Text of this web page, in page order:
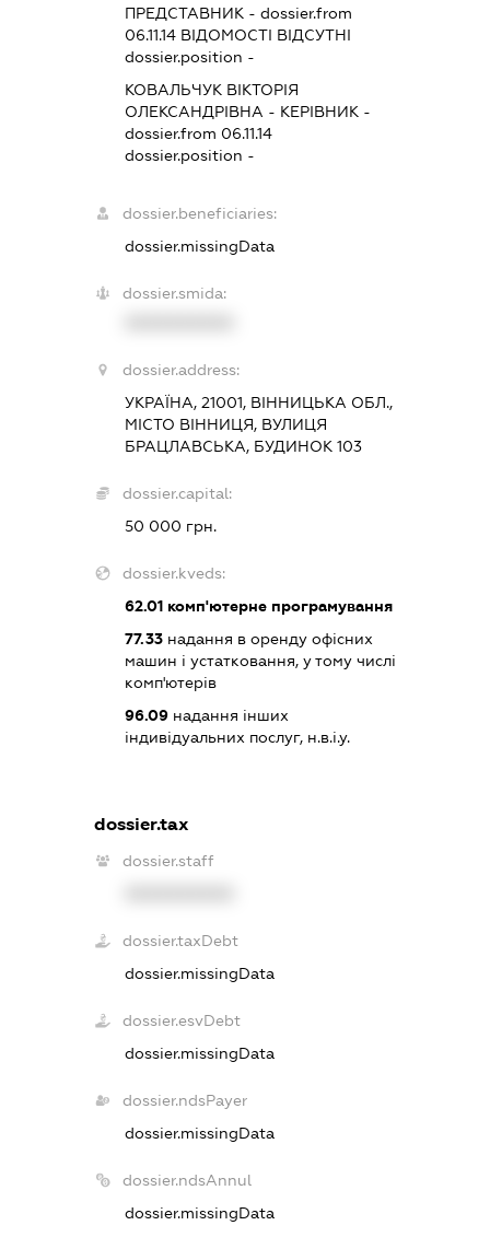
ПРЕДСТАВНИК - dossier.from
06.11.14ВІДОМОСТІ ВІДСУТНІ
dossier.position -
КОВАЛЬЧУК ВІКТОРІЯ
ОЛЕКСАНДРІВНА - КЕРІВНИК -
dossier.from 06.11.14
dossier.position -
dossier.beneficiaries:
dossier.missingData
dossier.smida:
dossier.address:
УКРАЇНА, 21001, ВІННИЦЬКА ОБЛ.,
МІСТО ВІННИЦЯ, ВУЛИЦЯ
БРАЦЛАВСЬКА, БУДИНОК 103
dossier.capital:
50 000 грн.
dossier.kveds:
62.01комп'ютерне програмування
77.33надання в оренду офісних
машин і устатковання, у тому числі
комп'ютерів
96.09надання інших
індивідуальних послуг, н.в.і.у.
dossier.tax
dossier.staff
dossier.taxDebt
dossier.missingData
dossier.esvDebt
dossier.missingData
dossier.ndsPayer
dossier.missingData
dossier.ndsAnnul
dossier.missingData